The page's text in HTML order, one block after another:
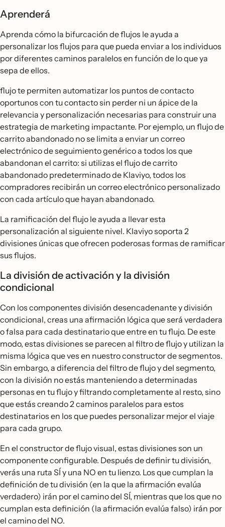
Aprenderá
Aprenda cómo la bifurcación de flujos le ayuda a
personalizar los flujos para que pueda enviar a los individuos
por diferentes caminos paralelos en función de lo que ya
sepa de ellos.
flujo te permiten automatizar los puntos de contacto
oportunos con tu contacto sin perder ni un ápice de la
relevancia y personalización necesarias para construir una
estrategia de marketing impactante. Por ejemplo, un flujo de
carrito abandonado no se limita a enviar un correo
electrónico de seguimiento genérico a todos los que
abandonan el carrito: si utilizas el flujo de carrito
abandonado predeterminado de Klaviyo, todos los
compradores recibirán un correo electrónico personalizado
con cada artículo que hayan abandonado.
La ramificación del flujo le ayuda a llevar esta
personalización al siguiente nivel. Klaviyo soporta 2
divisiones únicas que ofrecen poderosas formas de ramificar
sus flujos.
La división de activación y la división
condicional
Con los componentes división desencadenante y división
condicional, creas una afirmación lógica que será verdadera
o falsa para cada destinatario que entre en tu flujo. De este
modo, estas divisiones se parecen al filtro de flujo y utilizan la
misma lógica que ves en nuestro constructor de segmentos.
Sin embargo, a diferencia del filtro de flujo y del segmento,
con la división no estás manteniendo a determinadas
personas en tu flujo y filtrando completamente al resto, sino
que estás creando 2 caminos paralelos para estos
destinatarios en los que puedes personalizar mejor el viaje
para cada grupo.
En el constructor de flujo visual, estas divisiones son un
componente configurable. Después de definir tu división,
verás una ruta SÍ y una NO en tu lienzo. Los que cumplan la
definición de tu división (en la que la afirmación evalúa
verdadero) irán por el camino del SÍ, mientras que los que no
cumplan esta definición (la afirmación evalúa falso) irán por
el camino del NO.